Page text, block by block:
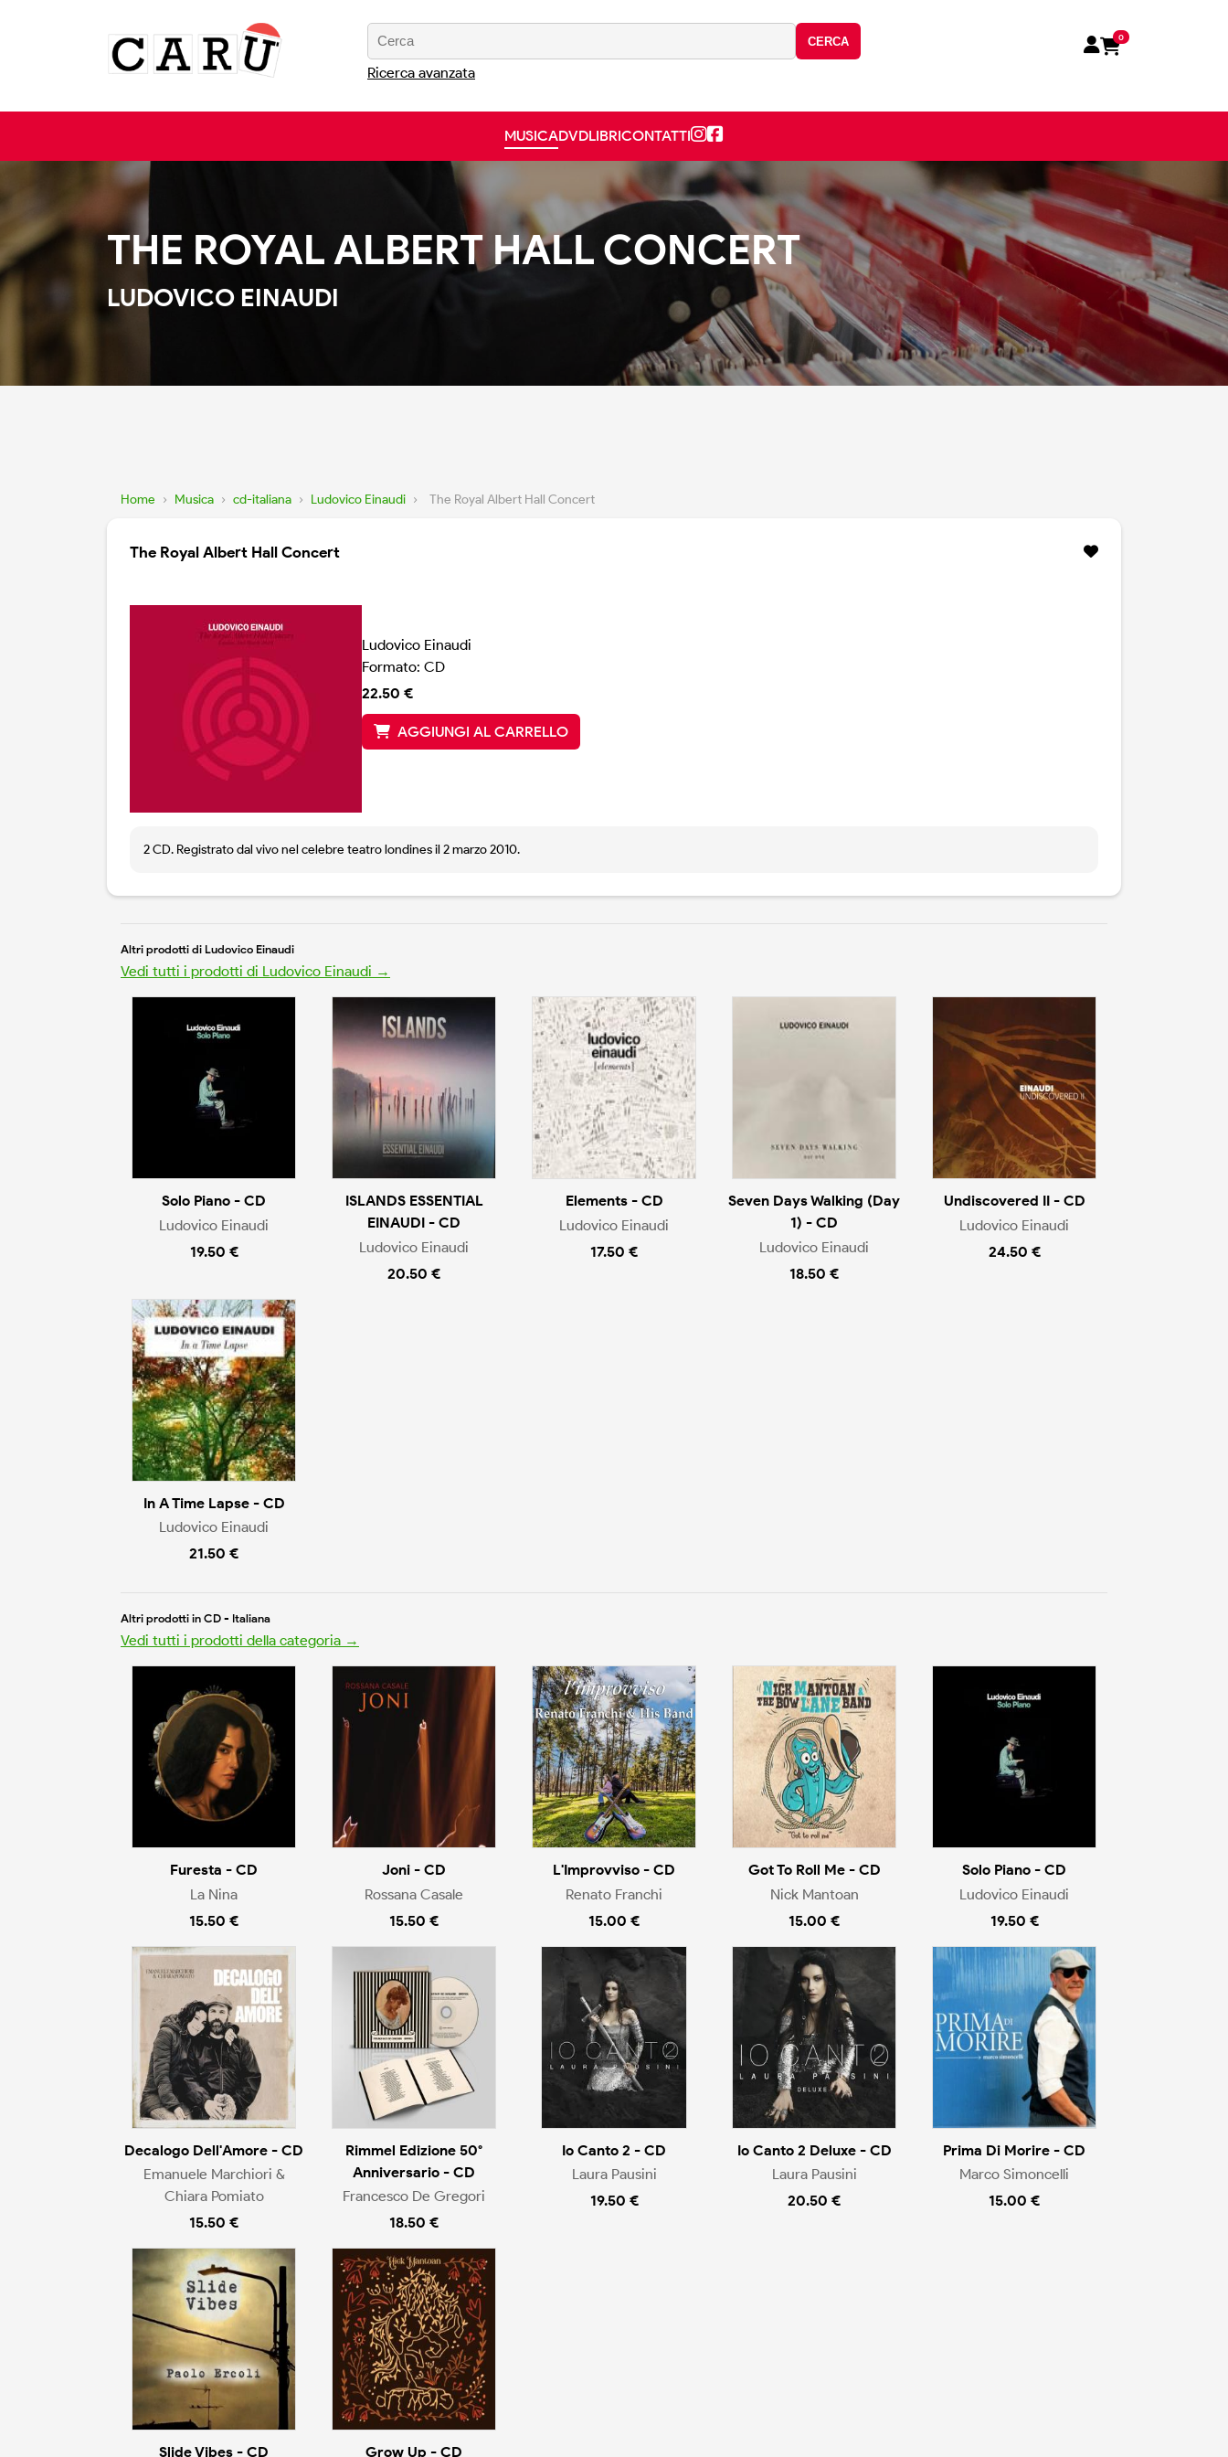
CERCA
Ricerca avanzata
0
MUSICADVDLIBRICONTATTI
THE ROYAL ALBERT HALL CONCERT
LUDOVICO EINAUDI
Home › Musica › cd-italiana › Ludovico Einaudi › The Royal Albert Hall Concert
The Royal Albert Hall Concert
Ludovico Einaudi
Formato: CD
22.50 €
AGGIUNGI AL CARRELLO
2 CD. Registrato dal vivo nel celebre teatro londines il 2 marzo 2010.
Altri prodotti di Ludovico Einaudi
Vedi tutti i prodotti di Ludovico Einaudi →
Solo Piano - CD
Ludovico Einaudi
19.50 €
ISLANDS ESSENTIAL
EINAUDI - CD
Ludovico Einaudi
20.50 €
Elements - CD
Ludovico Einaudi
17.50 €
Seven Days Walking (Day
1) - CD
Ludovico Einaudi
18.50 €
Undiscovered II - CD
Ludovico Einaudi
24.50 €
In A Time Lapse - CD
Ludovico Einaudi
21.50 €
Altri prodotti in CD - Italiana
Vedi tutti i prodotti della categoria →
Furesta - CD
La Nina
15.50 €
Joni - CD
Rossana Casale
15.50 €
L'Improvviso - CD
Renato Franchi
15.00 €
Got To Roll Me - CD
Nick Mantoan
15.00 €
Solo Piano - CD
Ludovico Einaudi
19.50 €
Decalogo Dell'Amore - CD
Emanuele Marchiori &
Chiara Pomiato
15.50 €
Rimmel Edizione 50°
Anniversario - CD
Francesco De Gregori
18.50 €
Io Canto 2 - CD
Laura Pausini
19.50 €
Io Canto 2 Deluxe - CD
Laura Pausini
20.50 €
Prima Di Morire - CD
Marco Simoncelli
15.00 €
Slide Vibes - CD Grow Up - CD